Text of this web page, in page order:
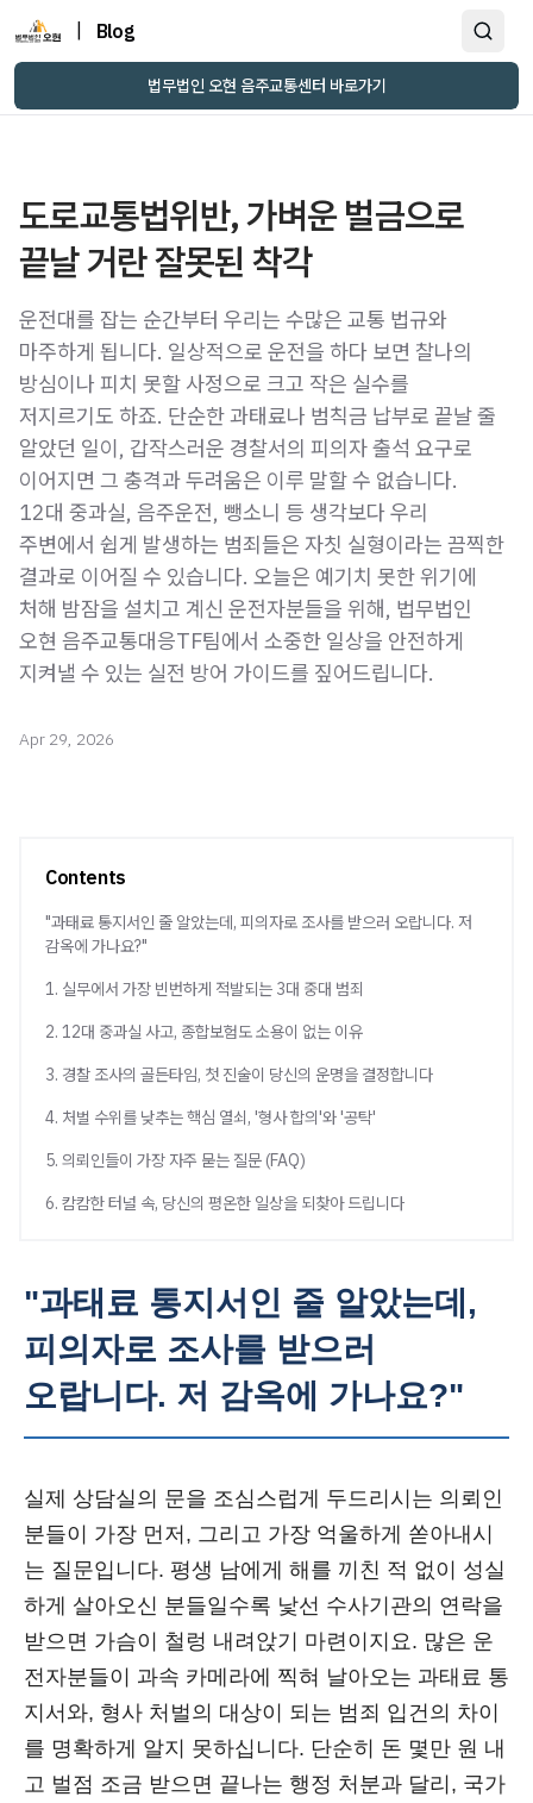
Blog
법무법인 오현 음주교통센터 바로가기
도로교통법위반, 가벼운 벌금으로
끝날 거란 잘못된 착각
운전대를 잡는 순간부터 우리는 수많은 교통 법규와
마주하게 됩니다. 일상적으로 운전을 하다 보면 찰나의
방심이나 피치 못할 사정으로 크고 작은 실수를
저지르기도 하죠. 단순한 과태료나 범칙금 납부로 끝날 줄
알았던 일이, 갑작스러운 경찰서의 피의자 출석 요구로
이어지면 그 충격과 두려움은 이루 말할 수 없습니다.
12대 중과실, 음주운전, 뺑소니 등 생각보다 우리
주변에서 쉽게 발생하는 범죄들은 자칫 실형이라는 끔찍한
결과로 이어질 수 있습니다. 오늘은 예기치 못한 위기에
처해 밤잠을 설치고 계신 운전자분들을 위해, 법무법인
오현 음주교통대응TF팀에서 소중한 일상을 안전하게
지켜낼 수 있는 실전 방어 가이드를 짚어드립니다.
Apr 29, 2026
Contents
"과태료 통지서인 줄 알았는데, 피의자로 조사를 받으러 오랍니다. 저
감옥에 가나요?"
1. 실무에서 가장 빈번하게 적발되는 3대 중대 범죄
2. 12대 중과실 사고, 종합보험도 소용이 없는 이유
3. 경찰 조사의 골든타임, 첫 진술이 당신의 운명을 결정합니다
4. 처벌 수위를 낮추는 핵심 열쇠, '형사 합의'와 '공탁'
5. 의뢰인들이 가장 자주 묻는 질문 (FAQ)
6. 캄캄한 터널 속, 당신의 평온한 일상을 되찾아 드립니다
"과태료 통지서인 줄 알았는데,
피의자로 조사를 받으러
오랍니다. 저 감옥에 가나요?"
실제 상담실의 문을 조심스럽게 두드리시는 의뢰인
분들이 가장 먼저, 그리고 가장 억울하게 쏟아내시
는 질문입니다. 평생 남에게 해를 끼친 적 없이 성실
하게 살아오신 분들일수록 낯선 수사기관의 연락을
받으면 가슴이 철렁 내려앉기 마련이지요. 많은 운
전자분들이 과속 카메라에 찍혀 날아오는 과태료 통
지서와, 형사 처벌의 대상이 되는 범죄 입건의 차이
를 명확하게 알지 못하십니다. 단순히 돈 몇만 원 내
고 벌점 조금 받으면 끝나는 행정 처분과 달리, 국가